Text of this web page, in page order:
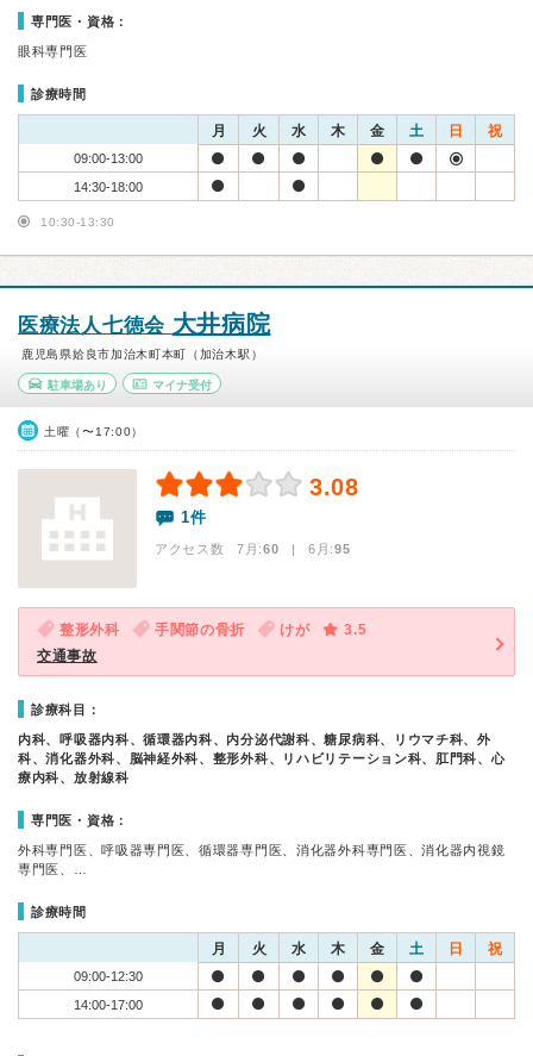
専門医・資格：
眼科専門医
診療時間
月 火 水 木 金 土 日 祝
09:00-13:00
14:30-18:00
10:30-13:30
医療法人七徳会 大井病院
鹿児島県姶良市加治木町本町（加治木駅）
駐車場あり マイナ受付
土曜（〜17:00）
3.08
1件
アクセス数 7月:60 | 6月:95
整形外科 手関節の骨折 けが
3.5
交通事故
診療科目：
内科、呼吸器内科、循環器内科、内分泌代謝科、糖尿病科、リウマチ科、外
科、消化器外科、脳神経外科、整形外科、リハビリテーション科、肛門科、心
療内科、放射線科
専門医・資格：
外科専門医、呼吸器専門医、循環器専門医、消化器外科専門医、消化器内視鏡
専門医、…
診療時間
月 火 水 木 金 土 日 祝
09:00-12:30
14:00-17:00